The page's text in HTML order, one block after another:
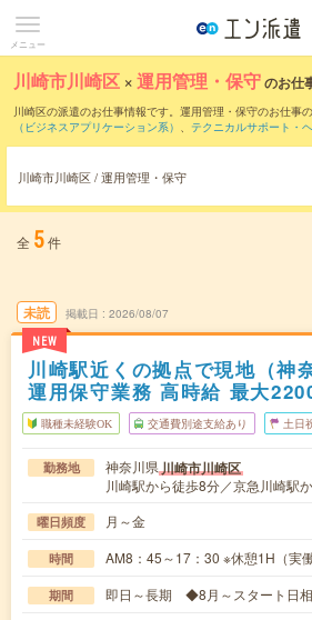
メニュー
川崎市川崎区 ×運用管理・保守のお仕
川崎区の派遣のお仕事情報です。運用管理・保守のお仕事の
（ビジネスアプリケーション系） 、 テクニカルサポート・
などのこだわり条件で絞り込んでいただけ
保守のお仕事とは？とは？
川崎市川崎区 / 運用管理・保守
全 5件
未読
NEW
掲載日 2026/08/07
川崎駅近くの拠点で現地（神
運用保守業務 高時給 最大
職種未経験OK 交通費別途支給あり 土日
勤務地 神奈川県川崎市川崎区
川崎駅から徒歩8分／京急川崎駅
曜日頻度 月～金
時間 AM8：45～17：30 ※休憩1H（実
期間 即日～長期 ◆8月～スタート日